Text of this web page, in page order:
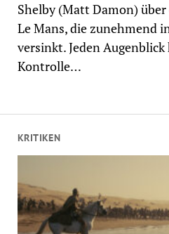
KRITIKEN
Shelby (Matt Damon)
Le Mans, die zunehmend
versinkt. Jeden
Kontrolle…